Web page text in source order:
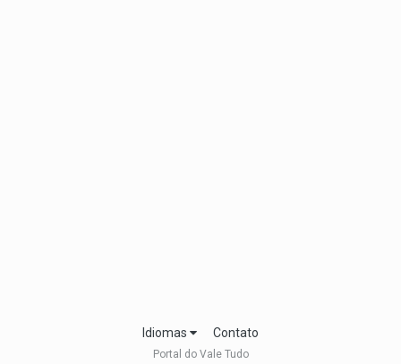
Idiomas Contato
Portal do Vale Tudo